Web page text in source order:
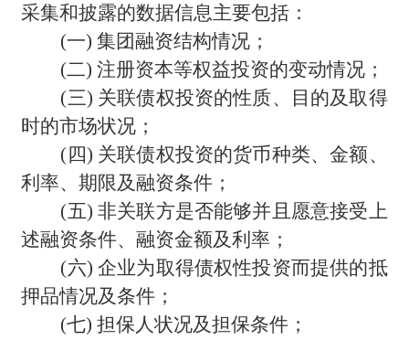
采集和披露的数据信息主要包括：
(一) 集团融资结构情况；
(二) 注册资本等权益投资的变动情况；
(三) 关联债权投资的性质、目的及取得
时的市场状况；
(四) 关联债权投资的货币种类、金额、
利率、期限及融资条件；
(五) 非关联方是否能够并且愿意接受上
述融资条件、融资金额及利率；
(六) 企业为取得债权性投资而提供的抵
押品情况及条件；
(七) 担保人状况及担保条件；